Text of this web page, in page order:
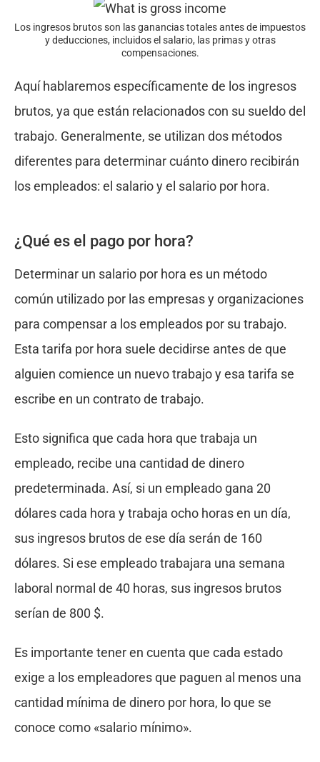
Los ingresos brutos son las ganancias totales antes de impuestos
y deducciones, incluidos el salario, las primas y otras
compensaciones.
Aquí hablaremos específicamente de los ingresos
brutos, ya que están relacionados con su sueldo del
trabajo. Generalmente, se utilizan dos métodos
diferentes para determinar cuánto dinero recibirán
los empleados: el salario y el salario por hora.
¿Qué es el pago por hora?
Determinar un salario por hora es un método
común utilizado por las empresas y organizaciones
para compensar a los empleados por su trabajo.
Esta tarifa por hora suele decidirse antes de que
alguien comience un nuevo trabajo y esa tarifa se
escribe en un contrato de trabajo.
Esto significa que cada hora que trabaja un
empleado, recibe una cantidad de dinero
predeterminada. Así, si un empleado gana 20
dólares cada hora y trabaja ocho horas en un día,
sus ingresos brutos de ese día serán de 160
dólares. Si ese empleado trabajara una semana
laboral normal de 40 horas, sus ingresos brutos
serían de 800 $.
Es importante tener en cuenta que cada estado
exige a los empleadores que paguen al menos una
cantidad mínima de dinero por hora, lo que se
conoce como «salario mínimo».